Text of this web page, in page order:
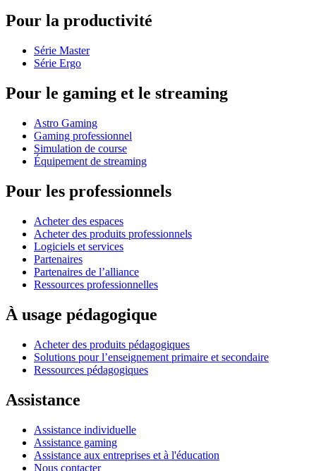
Pour la productivité
Série Master
Série Ergo
Pour le gaming et le streaming
Astro Gaming
Gaming professionnel
Simulation de course
Équipement de streaming
Pour les professionnels
Acheter des espaces
Acheter des produits professionnels
Logiciels et services
Partenaires
Partenaires de l’alliance
Ressources professionnelles
À usage pédagogique
Acheter des produits pédagogiques
Solutions pour l’enseignement primaire et secondaire
Ressources pédagogiques
Assistance
Assistance individuelle
Assistance gaming
Assistance aux entreprises et à l'éducation
Nous contacter